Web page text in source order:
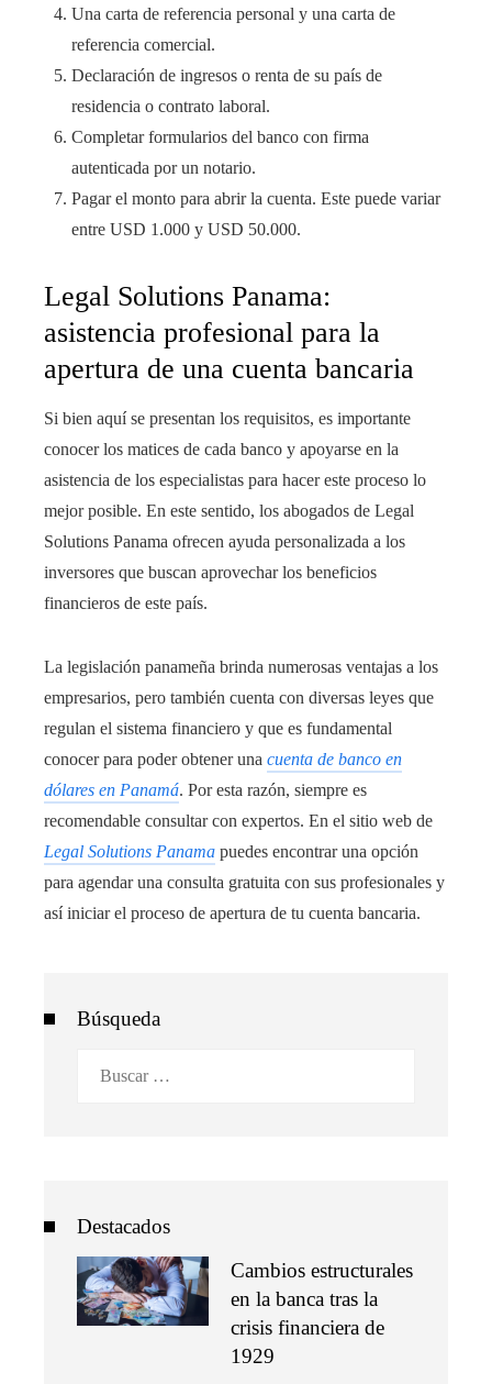
Una carta de referencia personal y una carta de
referencia comercial.
Declaración de ingresos o renta de su país de
residencia o contrato laboral.
Completar formularios del banco con firma
autenticada por un notario.
Pagar el monto para abrir la cuenta. Este puede variar
entre USD 1.000 y USD 50.000.
Legal Solutions Panama:
asistencia profesional para la
apertura de una cuenta bancaria
Si bien aquí se presentan los requisitos, es importante
conocer los matices de cada banco y apoyarse en la
asistencia de los especialistas para hacer este proceso lo
mejor posible. En este sentido, los abogados de Legal
Solutions Panama ofrecen ayuda personalizada a los
inversores que buscan aprovechar los beneficios
financieros de este país.
La legislación panameña brinda numerosas ventajas a los
empresarios, pero también cuenta con diversas leyes que
regulan el sistema financiero y que es fundamental
conocer para poder obtener una cuenta de banco en
dólares en Panamá. Por esta razón, siempre es
recomendable consultar con expertos. En el sitio web de
Legal Solutions Panama puedes encontrar una opción
para agendar una consulta gratuita con sus profesionales y
así iniciar el proceso de apertura de tu cuenta bancaria.
Búsqueda
Destacados
Cambios estructurales
en la banca tras la
crisis financiera de
1929